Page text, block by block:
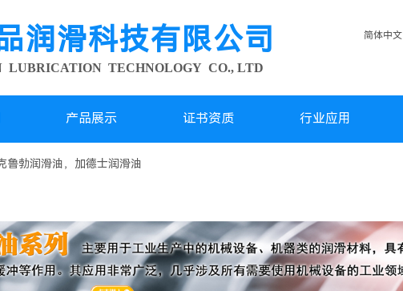
润滑科技有限公司
LUBRICATION TECHNOLOGY CO., LTD
简体中文
产品展示 证书资质 行业应用
鲁勃润滑油，加德士润滑油